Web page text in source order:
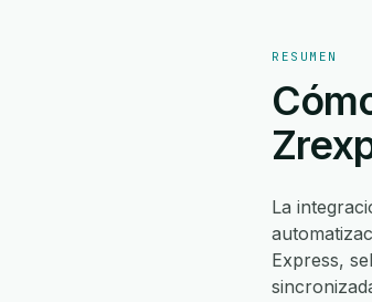
RESUMEN
La
Express,